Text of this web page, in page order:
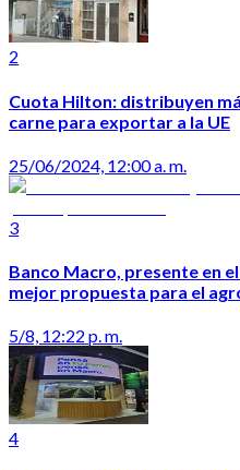
2
Cuota Hilton: distribuyen
carne para exportar a la UE
25/06/2024, 12:00 a. m.
3
Banco Macro, presente en
mejor propuesta para el
5/8, 12:22 p. m.
4